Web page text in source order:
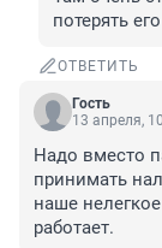
потерять его
ОТВЕТИТЬ
Гость
13 апреля,
Надо вместо
принимать
наше
работает.